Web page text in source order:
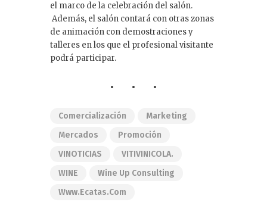
el marco de la celebración del salón.
Además, el salón contará con otras zonas
de animación con demostraciones y
talleres en los que el profesional visitante
podrá participar.
Comercialización
Marketing
Mercados
Promoción
VINOTICIAS
VITIVINICOLA.
WINE
Wine Up Consulting
Www.ecatas.com